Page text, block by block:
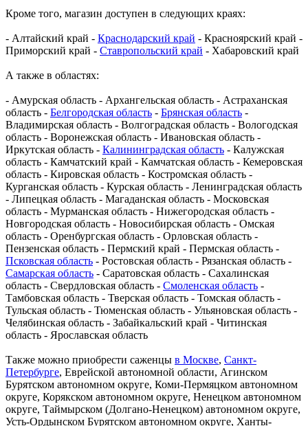
Кроме того, магазин доступен в следующих краях:
- Алтайский край - Краснодарский край - Красноярский край -
Приморский край - Ставропольский край - Хабаровский край
А также в областях:
- Амурская область - Архангельская область - Астраханская
область - Белгородская область - Брянская область -
Владимирская область - Волгоградская область - Вологодская
область - Воронежская область - Ивановская область -
Иркутская область - Калининградская область - Калужская
область - Камчатский край - Камчатская область - Кемеровская
область - Кировская область - Костромская область -
Курганская область - Курская область - Ленинградская область
- Липецкая область - Магаданская область - Московская
область - Мурманская область - Нижегородская область -
Новгородская область - Новосибирская область - Омская
область - Оренбургская область - Орловская область -
Пензенская область - Пермский край - Пермская область -
Псковская область - Ростовская область - Рязанская область -
Самарская область - Саратовская область - Сахалинская
область - Свердловская область - Смоленская область -
Тамбовская область - Тверская область - Томская область -
Тульская область - Тюменская область - Ульяновская область -
Челябинская область - Забайкальский край - Читинская
область - Ярославская область
Также можно приобрести саженцы в Москве, Санкт-
Петербурге, Еврейской автономной области, Агинском
Бурятском автономном округе, Коми-Пермяцком автономном
округе, Корякском автономном округе, Ненецком автономном
округе, Таймырском (Долгано-Ненецком) автономном округе,
Усть-Ордынском Бурятском автономном округе, Ханты-